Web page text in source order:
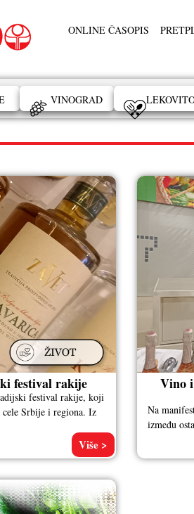
ONLINE ČASOPIS
VINOGRAD
festival rakije
festival rakije, koji
Srbije i regiona. Iz
Više >
Vino
Na
između